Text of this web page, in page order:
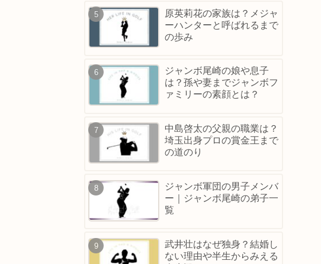
原英莉花の家族は？メジャ
ーハンターと呼ばれるまで
の歩み
ジャンボ尾崎の娘や息子
は？孫や妻までジャンボフ
ァミリーの素顔とは？
中島啓太の父親の職業は？
埼玉出身プロの賞金王まで
の道のり
ジャンボ軍団の男子メンバ
ー｜ジャンボ尾崎の弟子一
覧
武井壮はなぜ独身？結婚し
ない理由や半生からみえる